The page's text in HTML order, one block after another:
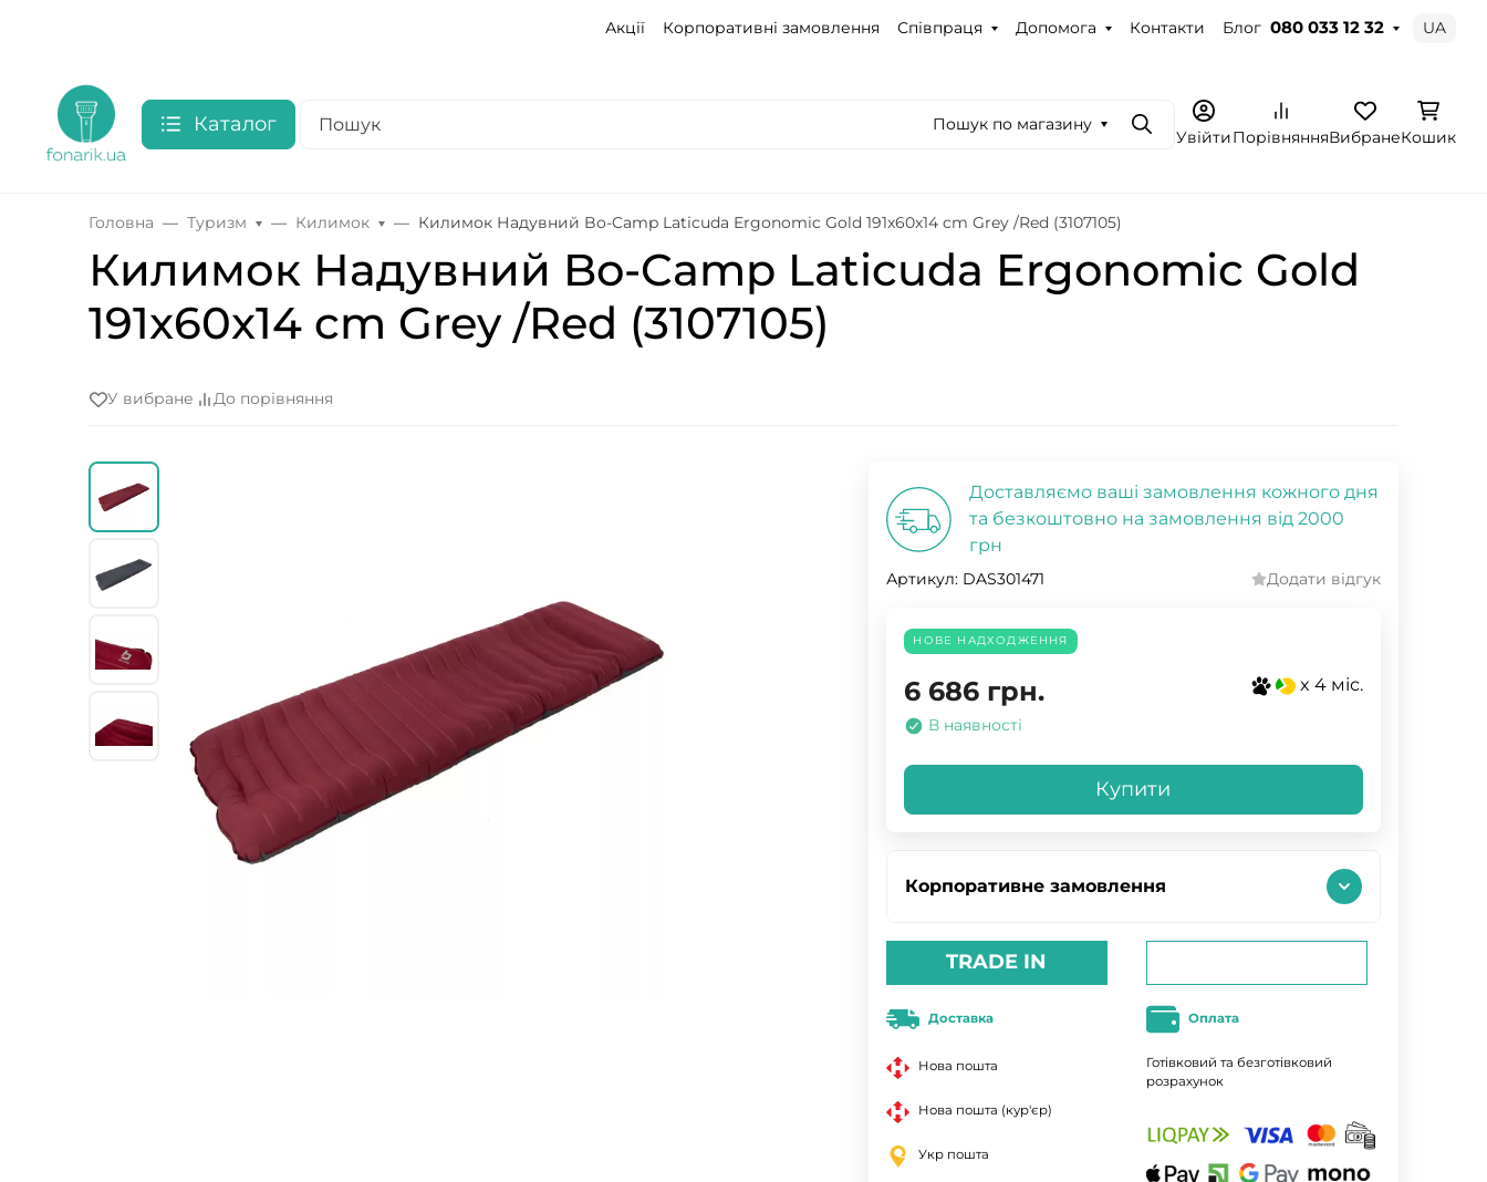
Акції Корпоративні замовлення Співпраця Допомога Контакти Блог 080 033 12 32 UA
Каталог Пошук по магазину
ПошукУвійтиПорівнянняВибранеКошик
Головна Туризм Килимок Килимок Надувний Bo-Camp Laticuda Ergonomic Gold 191x60x14 cm Grey /Red (3107105)
Килимок Надувний Bo-Camp Laticuda Ergonomic Gold
191x60x14 cm Grey /Red (3107105)
У вибране До порівняння
Доставляємо ваші замовлення кожного дня
та безкоштовно на замовлення від 2000
грн
Артикул: DAS301471 Додати відгук
НОВЕ НАДХОДЖЕННЯ
6 686 грн. x 4 міс.
В наявності
Купити
Корпоративне замовлення
TRADE IN
Доставка
Нова пошта
Нова пошта (кур'єр)
Укр пошта
Оплата
Готівковий та безготівковий
розрахунок